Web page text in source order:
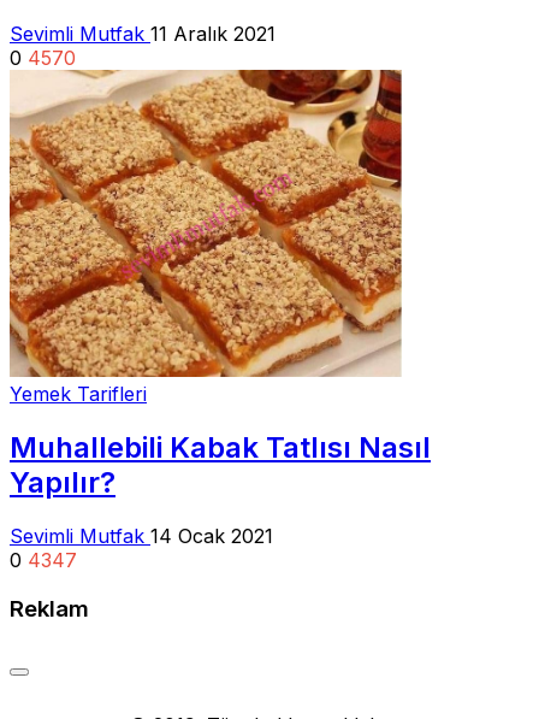
Sevimli Mutfak 11 Aralık 2021
0 4570
Yemek Tarifleri
Muhallebili Kabak Tatlısı Nasıl
Yapılır?
Sevimli Mutfak 14 Ocak 2021
0 4347
Reklam